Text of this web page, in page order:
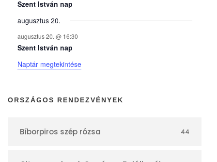
y
e
k
n
a
Szent István nap
augusztus 20.
augusztus 20. @ 16:30
Szent István nap
Naptár megtekintése
ORSZÁGOS RENDEZVÉNYEK
Bíborpiros szép rózsa 44